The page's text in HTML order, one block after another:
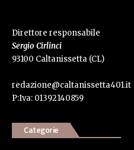
Direttore responsabile
Sergio Cirlinci
93100 Caltanissetta (CL)
redazione@caltanissetta401.it
P:Iva: 01392140859
Categorie